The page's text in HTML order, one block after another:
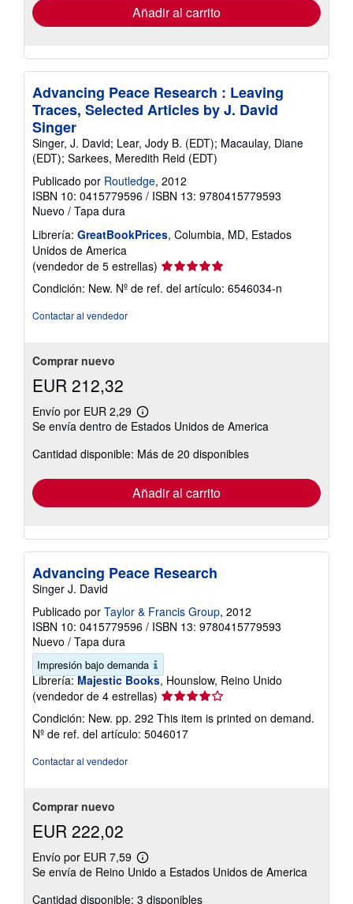
envío
Añadir al carrito
Advancing Peace Research : Leaving
Traces, Selected Articles by J. David
Singer
Singer, J. David; Lear, Jody B. (EDT); Macaulay, Diane
(EDT); Sarkees, Meredith Reid (EDT)
Publicado por Routledge, 2012
ISBN 10: 0415779596 / ISBN 13: 9780415779593
Nuevo / Tapa dura
Librería: GreatBookPrices, Columbia, MD, Estados
Unidos de America
(vendedor de 5 estrellas) Calificación
del
vendedor:
Condición: New. Nº de ref. del artículo: 6546034-n
Contactar al vendedor
Comprar nuevo
EUR 212,32
Envío por EUR 2,29
Más
información
las
envío
Se envía dentro de Estados Unidos de America
Cantidad disponible: Más de 20 disponibles
Añadir al carrito
Advancing Peace Research
Singer J. David
Publicado por Taylor & Francis Group, 2012
ISBN 10: 0415779596 / ISBN 13: 9780415779593
Nuevo / Tapa dura
Impresión bajo demanda
Librería: Majestic Books, Hounslow, Reino Unido
(vendedor de 4 estrellas) Calificación
del
vendedor:
4
Condición: New. pp. 292 This item is printed on demand.
Nº de ref. del artículo: 5046017
Contactar al vendedor
Comprar nuevo
EUR 222,02
Envío por EUR 7,59
Más
información
las
Se envía de Reino Unido a Estados Unidos de America
Cantidad disponible: 3 disponibles